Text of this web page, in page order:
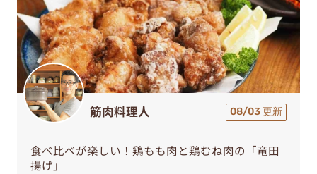
筋肉料理人 08/03 更新
食べ比べが楽しい！鶏もも肉と鶏むね肉の「竜田
揚げ」